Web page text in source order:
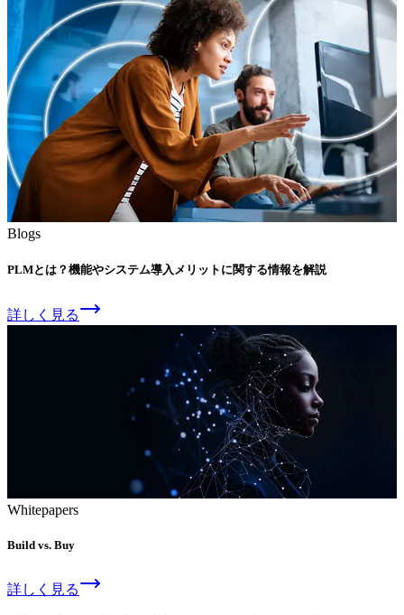
Blogs
PLMとは？ 機能やシステム導入メリットに関する情報を解説
詳しく見る
Whitepapers
Build vs. Buy
詳しく見る